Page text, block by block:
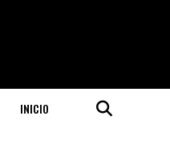
INICIO